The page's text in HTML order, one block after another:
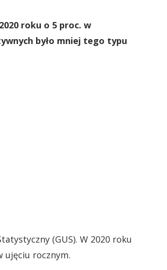
roku o 5 proc. w
było mniej tego typu
(GUS). W 2020 roku
ujęciu rocznym.